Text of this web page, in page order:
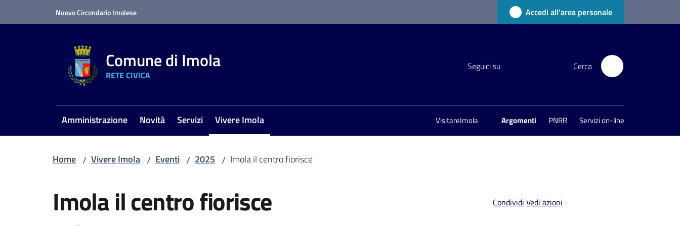
Nuovo Circondario Imolese Accedi all'area personale
Comune di Imola
RETE CIVICA
Seguici su Cerca
Amministrazione Novità Servizi Vivere Imola
Menu selezionato VisitareImola Argomenti PNRR Servizi on-line
Home / Vivere Imola / Eventi / 2025 / Imola il centro fiorisce
Imola il centro fiorisce Condividi Vedi azioni